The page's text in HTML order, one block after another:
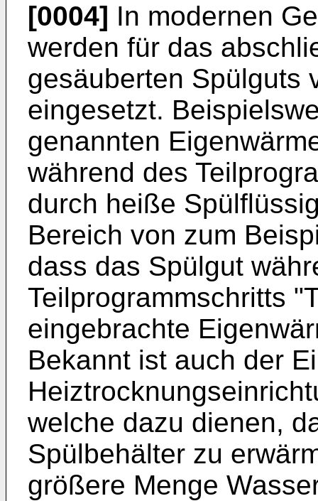
[0004] In modernen
werden für das
gesäuberten Spülguts
eingesetzt.
genannten
während des
durch heiße
Bereich von zum
dass das Spülgut
Teilprogrammschritts
eingebrachte
Bekannt ist auch der
welche dazu dienen,
Spülbehälter zu
größere Menge